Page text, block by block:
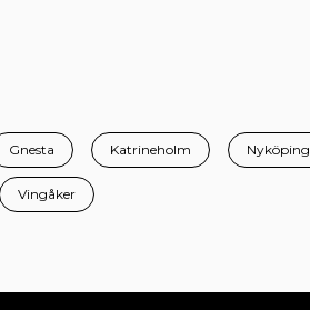
Gnesta Katrineholm Nyköping
Vingåker